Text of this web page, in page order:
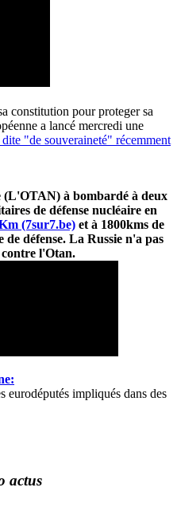
constitution pour proteger sa
a lancé mercredi une
"de souveraineté" récemment
(L'OTAN) à bombardé à deux
de défense nucléaire en
(7sur7.be)et à 1800kms de
défense. La Russie n'a pas
l'Otan.
impliqués dans des
actus